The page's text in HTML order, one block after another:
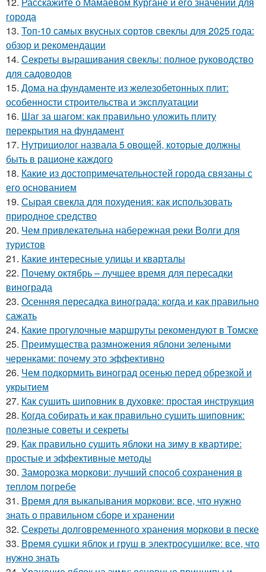
города
13. Топ-10 самых вкусных сортов свеклы для 2025 года:
обзор и рекомендации
14. Секреты выращивания свеклы: полное руководство
для садоводов
15. Дома на фундаменте из железобетонных плит:
особенности строительства и эксплуатации
16. Шаг за шагом: как правильно уложить плиту
перекрытия на фундамент
17. Нутрициолог назвала 5 овощей, которые должны
быть в рационе каждого
18. Какие из достопримечательностей города связаны с
его основанием
19. Сырая свекла для похудения: как использовать
природное средство
20. Чем привлекательна набережная реки Волги для
туристов
21. Какие интересные улицы и кварталы
22. Почему октябрь – лучшее время для пересадки
винограда
23. Осенняя пересадка винограда: когда и как правильно
сажать
24. Какие прогулочные маршруты рекомендуют в Томске
25. Преимущества размножения яблони зелеными
черенками: почему это эффективно
26. Чем подкормить виноград осенью перед обрезкой и
укрытием
27. Как сушить шиповник в духовке: простая инструкция
28. Когда собирать и как правильно сушить шиповник:
полезные советы и секреты
29. Как правильно сушить яблоки на зиму в квартире:
простые и эффективные методы
30. Заморозка моркови: лучший способ сохранения в
теплом погребе
31. Время для выкапывания моркови: все, что нужно
знать о правильном сборе и хранении
32. Секреты долговременного хранения моркови в песке
33. Время сушки яблок и груш в электросушилке: все, что
нужно знать